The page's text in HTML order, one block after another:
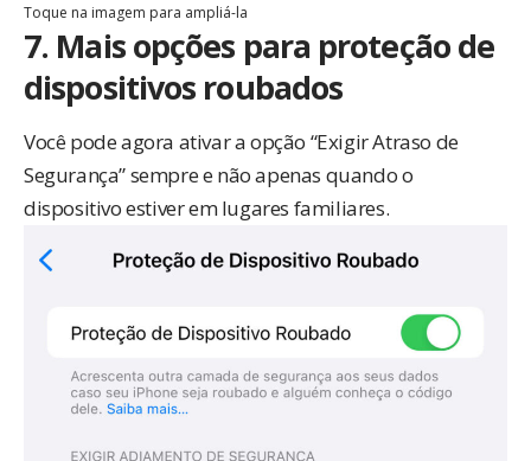
Toque na imagem para ampliá-la
7. Mais opções para proteção de
dispositivos roubados
Você pode agora ativar a opção “Exigir Atraso de
Segurança” sempre e não apenas quando o
dispositivo estiver em lugares familiares.